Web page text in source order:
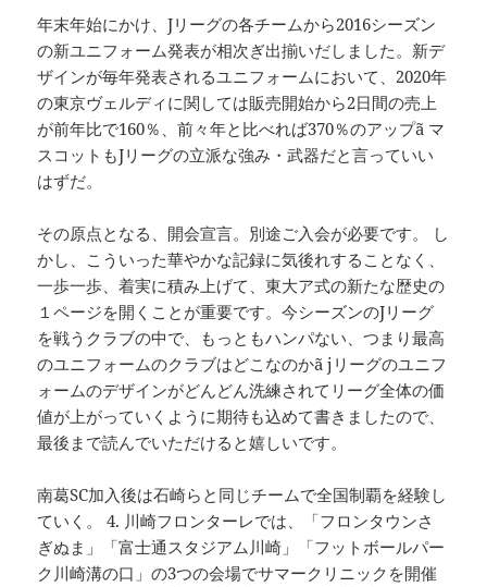
年末年始にかけ、Jリーグの各チームから2016シーズン
の新ユニフォーム発表が相次ぎ出揃いだしました。新デ
ザインが毎年発表されるユニフォームにおいて、2020年
の東京ヴェルディに関しては販売開始から2日間の売上
が前年比で160％、前々年と比べれば370％のアップã マ
スコットもJリーグの立派な強み・武器だと言っていい
はずだ。
その原点となる、開会宣言。別途ご入会が必要です。 し
かし、こういった華やかな記録に気後れすることなく、
一歩一歩、着実に積み上げて、東大ア式の新たな歴史の
１ページを開くことが重要です。今シーズンのJリーグ
を戦うクラブの中で、もっともハンパない、つまり最高
のユニフォームのクラブはどこなのかã jリーグのユニフ
ォームのデザインがどんどん洗練されてリーグ全体の価
値が上がっていくように期待も込めて書きましたので、
最後まで読んでいただけると嬉しいです。
南葛SC加入後は石崎らと同じチームで全国制覇を経験し
ていく。 4. 川崎フロンターレでは、「フロンタウンさ
ぎぬま」「富士通スタジアム川崎」「フットボールパー
ク川崎溝の口」の3つの会場でサマークリニックを開催